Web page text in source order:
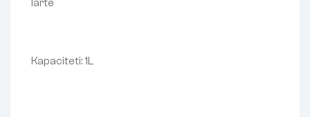
lartë
Kapaciteti: 1L